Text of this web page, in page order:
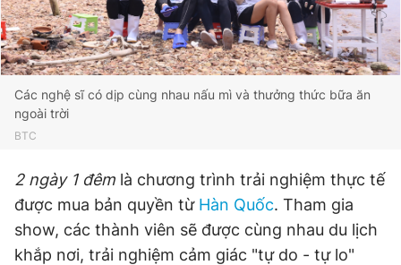
Các nghệ sĩ có dịp cùng nhau nấu mì và thưởng thức bữa ăn
ngoài trời
BTC
2 ngày 1 đêm là chương trình trải nghiệm thực tế
được mua bản quyền từ Hàn Quốc. Tham gia
show, các thành viên sẽ được cùng nhau du lịch
khắp nơi, trải nghiệm cảm giác "tự do - tự lo"